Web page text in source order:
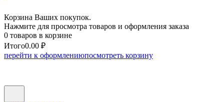
Корзина Ваших покупок.
Нажмите для просмотра товаров и оформления заказа
0 товаров в корзине
Итого0.00 ₽
перейти к оформлениюпосмотреть корзину